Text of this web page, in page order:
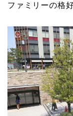
ファミリーの格